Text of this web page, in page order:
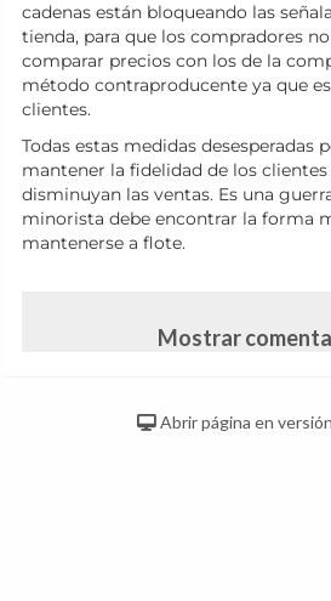
cadenas están bloqueando las
tienda, para que los compradores
comparar precios con los de la
método contraproducente ya que
clientes.
Todas estas medidas desesperadas
mantener la fidelidad de los clientes
disminuyan las ventas. Es una
minorista debe encontrar la forma
mantenerse a flote.
Mostrar
Abrir página en